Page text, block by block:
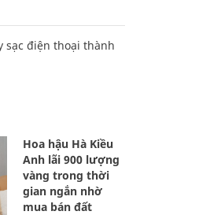
sạc điện thoại thành
Hoa hậu Hà Kiều
Anh lãi 900 lượng
vàng trong thời
gian ngắn nhờ
mua bán đất